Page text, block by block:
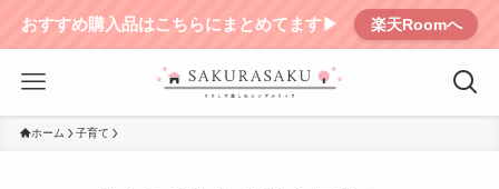
おすすめ購入品はこちらにまとめてます▶︎ 楽天Roomへ
ホーム 子育て